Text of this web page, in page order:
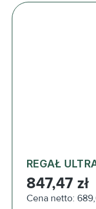
REGAŁ
Cena regularna:
847,47 zł
Cena netto: